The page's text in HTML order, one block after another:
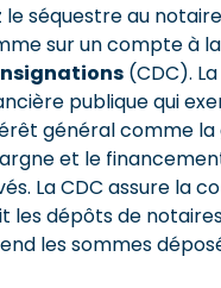
le séquestre au
sur un compte à la
(CDC).
publique qui
général comme la
et le
La CDC assure la
les dépôts de
les sommes